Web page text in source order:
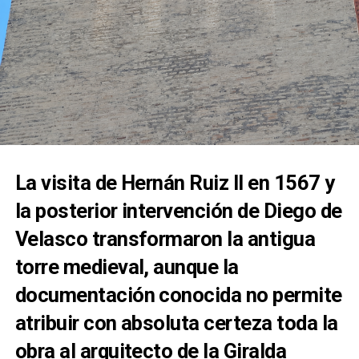
La visita de Hernán Ruiz II en 1567 y
la posterior intervención de Diego de
Velasco transformaron la antigua
torre medieval, aunque la
documentación conocida no permite
atribuir con absoluta certeza toda la
obra al arquitecto de la Giralda